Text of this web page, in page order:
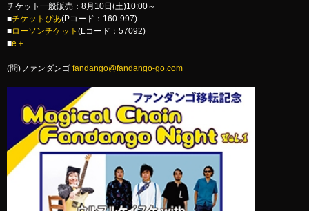
チケット一般販売：8月10日(土)10:00～
■チケットぴあ(Pコード：160-997)
■ローソンチケット (Lコード：57092)
■e＋
(問)ファンダンゴ fandango@fandango-go.com